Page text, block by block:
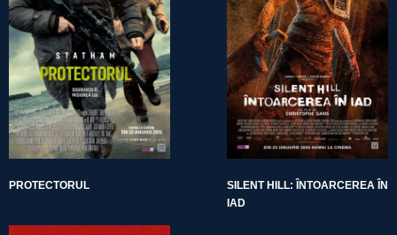
PROTECTORUL
SILENT HILL: ÎNTOARCEREA ÎN
IAD